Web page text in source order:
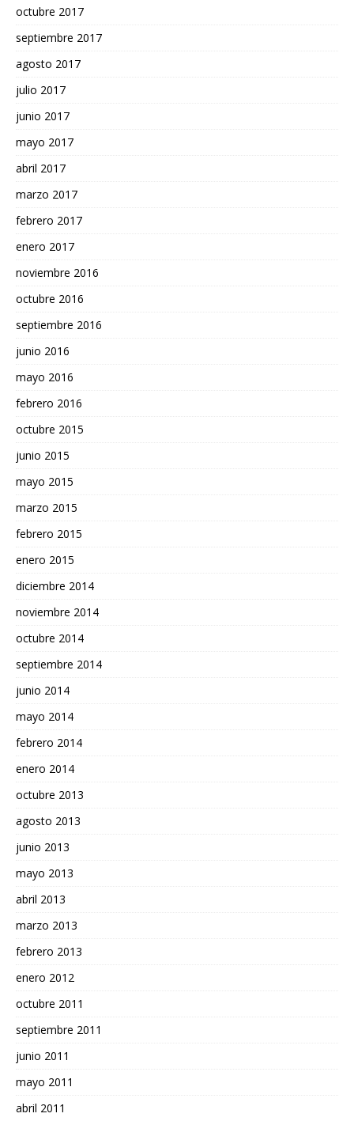
octubre 2017
septiembre 2017
agosto 2017
julio 2017
junio 2017
mayo 2017
abril 2017
marzo 2017
febrero 2017
enero 2017
noviembre 2016
octubre 2016
septiembre 2016
junio 2016
mayo 2016
febrero 2016
octubre 2015
junio 2015
mayo 2015
marzo 2015
febrero 2015
enero 2015
diciembre 2014
noviembre 2014
octubre 2014
septiembre 2014
junio 2014
mayo 2014
febrero 2014
enero 2014
octubre 2013
agosto 2013
junio 2013
mayo 2013
abril 2013
marzo 2013
febrero 2013
enero 2012
octubre 2011
septiembre 2011
junio 2011
mayo 2011
abril 2011